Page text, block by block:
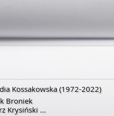
Kossakowska(1972-2022)
Broniek
Krysiński ...